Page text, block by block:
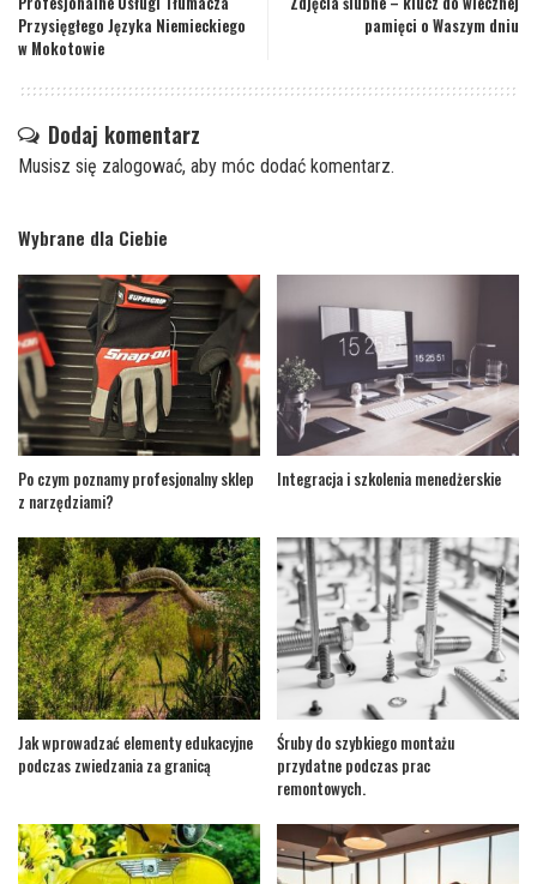
Przysięgłego Języka Niemieckiego
w Mokotowie
pamięci o Waszym dniu
Dodaj komentarz
Musisz się zalogować, aby móc dodać komentarz.
Wybrane dla Ciebie
Po czym poznamy profesjonalny sklep
z narzędziami?
Integracja i szkolenia menedżerskie
Jak wprowadzać elementy edukacyjne
podczas zwiedzania za granicą
Śruby do szybkiego montażu
przydatne podczas prac
remontowych.